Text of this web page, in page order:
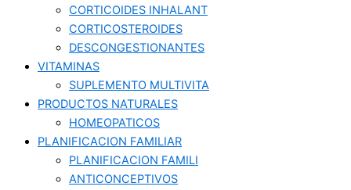
CORTICOIDES INHALANT
CORTICOSTEROIDES
DESCONGESTIONANTES
VITAMINAS
SUPLEMENTO MULTIVITA
PRODUCTOS NATURALES
HOMEOPATICOS
PLANIFICACION FAMILIAR
PLANIFICACION FAMILI
ANTICONCEPTIVOS